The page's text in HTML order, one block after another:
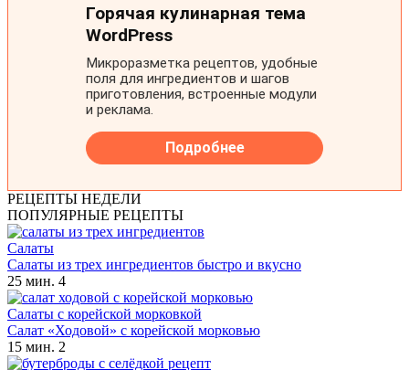
РЕЦЕПТЫ НЕДЕЛИ
ПОПУЛЯРНЫЕ РЕЦЕПТЫ
Салаты
Салаты из трех ингредиентов быстро и вкусно
25 мин. 4
Салаты с корейской морковкой
Салат «Ходовой» с корейской морковью
15 мин. 2